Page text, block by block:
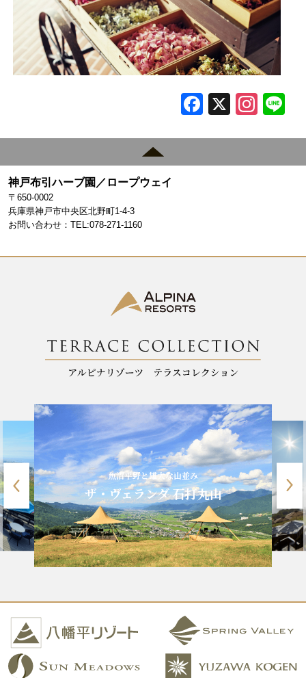
F
e
k
X In
gr
神戸布引ハーブ園／ロープウェイ
〒650-0002
兵庫県神戸市中央区北野町1-4-3
お問い合わせ：TEL:078-271-1160
魚沼平野と雄大な山並み
ザ・ヴェランダ 石打丸山